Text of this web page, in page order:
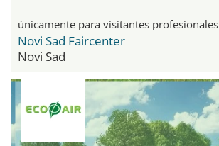
únicamente para visitantes profesionales
Novi Sad Faircenter
Novi Sad